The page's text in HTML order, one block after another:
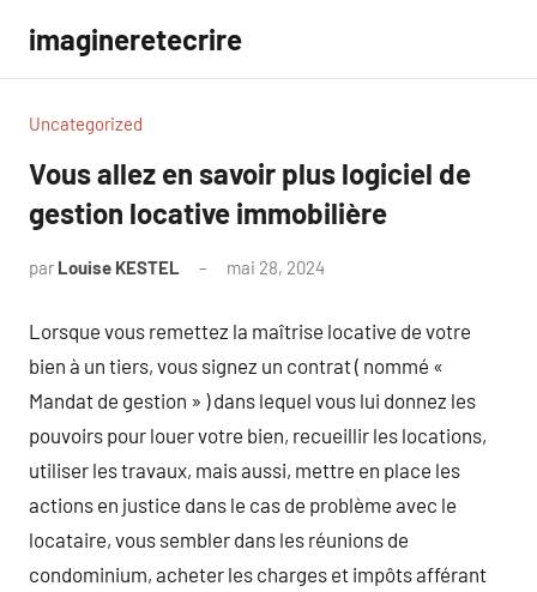
contenu
imagineretecrire
Uncategorized
Vous allez en savoir plus logiciel de
gestion locative immobilière
par Louise KESTEL mai 28, 2024
Lorsque vous remettez la maîtrise locative de votre
bien à un tiers, vous signez un contrat ( nommé «
Mandat de gestion » ) dans lequel vous lui donnez les
pouvoirs pour louer votre bien, recueillir les locations,
utiliser les travaux, mais aussi, mettre en place les
actions en justice dans le cas de problème avec le
locataire, vous sembler dans les réunions de
condominium, acheter les charges et impôts afférant